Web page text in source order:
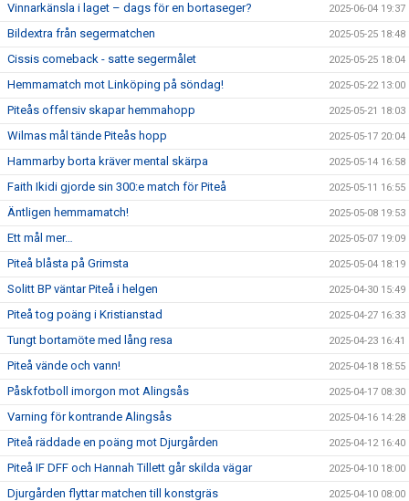
Vinnarkänsla i laget – dags för en bortaseger? 2025-06-04 19:37
Bildextra från segermatchen 2025-05-25 18:48
Cissis comeback - satte segermålet 2025-05-25 18:04
Hemmamatch mot Linköping på söndag! 2025-05-22 13:00
Piteås offensiv skapar hemmahopp 2025-05-21 18:03
Wilmas mål tände Piteås hopp 2025-05-17 20:04
Hammarby borta kräver mental skärpa 2025-05-14 16:58
Faith Ikidi gjorde sin 300:e match för Piteå 2025-05-11 16:55
Äntligen hemmamatch! 2025-05-08 19:53
Ett mål mer… 2025-05-07 19:09
Piteå blåsta på Grimsta 2025-05-04 18:19
Solitt BP väntar Piteå i helgen 2025-04-30 15:49
Piteå tog poäng i Kristianstad 2025-04-27 16:33
Tungt bortamöte med lång resa 2025-04-23 16:41
Piteå vände och vann! 2025-04-18 18:55
Påskfotboll imorgon mot Alingsås 2025-04-17 08:30
Varning för kontrande Alingsås 2025-04-16 14:28
Piteå räddade en poäng mot Djurgården 2025-04-12 16:40
Piteå IF DFF och Hannah Tillett går skilda vägar 2025-04-10 18:00
Djurgården flyttar matchen till konstgräs 2025-04-10 08:00